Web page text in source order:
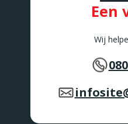
Een
Wij